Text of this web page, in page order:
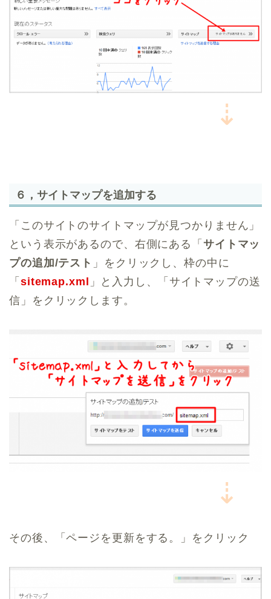
⇣
６，サイトマップを追加する
「このサイトのサイトマップが見つかりません」
という表示があるので、右側にある「 サイトマッ
プの追加/テスト 」をクリックし、枠の中に
「 sitemap.xml 」と入力し、「サイトマップの送
信」をクリックします。
⇣
その後、「ページを更新をする。」をクリック